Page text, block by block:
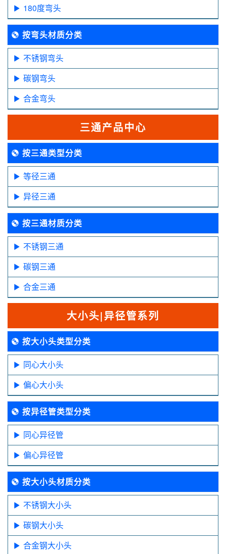
180度弯头
按弯头材质分类
不锈钢弯头
碳钢弯头
合金弯头
三通产品中心
按三通类型分类
等径三通
异径三通
按三通材质分类
不锈钢三通
碳钢三通
合金三通
大小头|异径管系列
按大小头类型分类
同心大小头
偏心大小头
按异径管类型分类
同心异径管
偏心异径管
按大小头材质分类
不锈钢大小头
碳钢大小头
合金钢大小头